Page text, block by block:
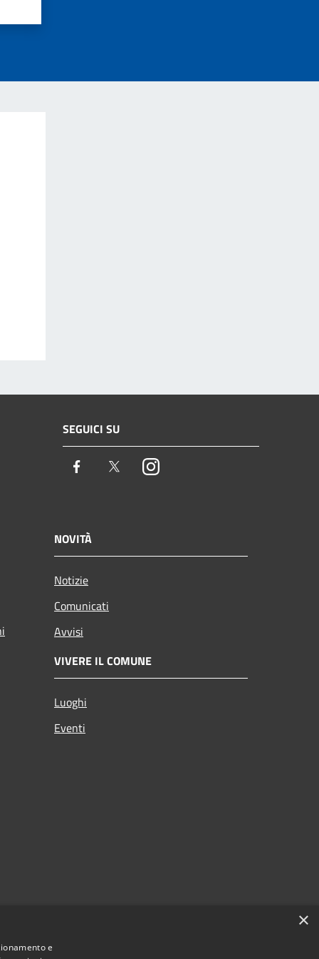
SEGUICI SU
Facebook TwitterInstagram
NOVITÀ
Notizie
Comunicati
Avvisi
VIVERE IL COMUNE
Luoghi
Eventi
×
e